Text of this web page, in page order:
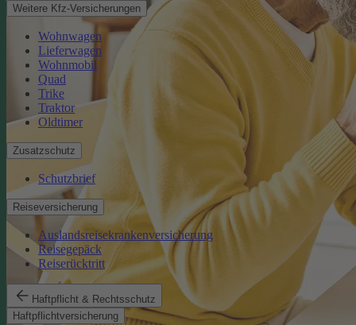
Weitere Kfz-Versicherungen
Wohnwagen
Lieferwagen
Wohnmobil
Quad
Trike
Traktor
Oldtimer
Zusatzschutz
Schutzbrief
Reiseversicherung
Auslandsreisekrankenversicherung
Reisegepäck
Reiserücktritt
Haftpflicht & Rechtsschutz
Haftpflichtversicherung